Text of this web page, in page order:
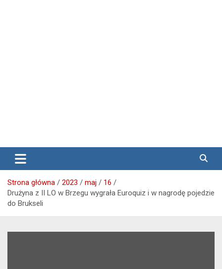
Przegląd Brzeski – wiadomości
Brzeg
Brzeg24
Strona główna 2023 maj
16
Drużyna z II LO w Brzegu wygrała Euroquiz i w nagrodę pojedzie
do Brukseli